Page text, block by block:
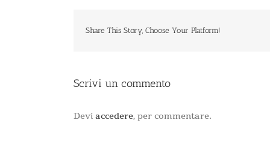
Share This Story, Choose Your Platform!
Scrivi un commento
Devi accedere, per commentare.